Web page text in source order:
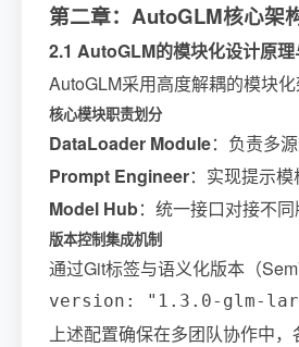
第二章：AutoGLM核心架
2.1 AutoGLM的模块化设计原
AutoGLM采用高度解耦的模块
核心模块职责划分
DataLoader Module：负责多
Prompt Engineer：实现提示
Model Hub：统一接口对接不
版本控制集成机制
通过Git标签与语义化版本（
version: "1.3.0-glm-
上述配置确保在多团队协作中